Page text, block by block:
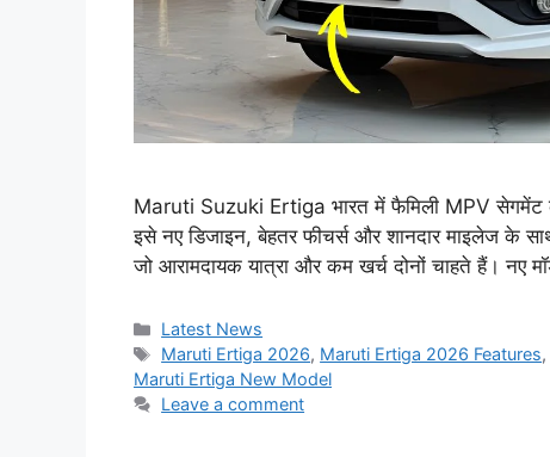
Maruti Suzuki Ertiga भारत में फैमिली MPV सेगमेंट
इसे नए डिजाइन, बेहतर फीचर्स और शानदार माइलेज के
जो आरामदायक यात्रा और कम खर्च दोनों चाहते हैं। नए
Categories
Latest News
Tags
Maruti Ertiga 2026, Maruti Ertiga 2026 Features,
Maruti Ertiga New Model
Leave a comment